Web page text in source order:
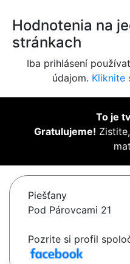
Hodnotenia na
stránkach
Iba prihlásení
údajom. Kliknite
To je
Gratulujeme!
Piešťany
Pod Párovcami 21
Pozrite si profil